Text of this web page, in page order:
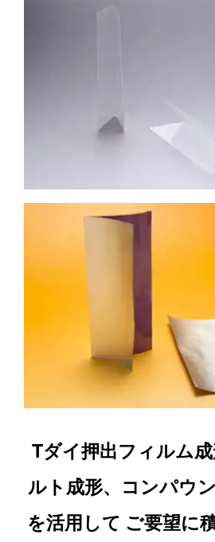
Tダイ押出フィルム
ルト成形、コンパウ
を活用して ご要望に